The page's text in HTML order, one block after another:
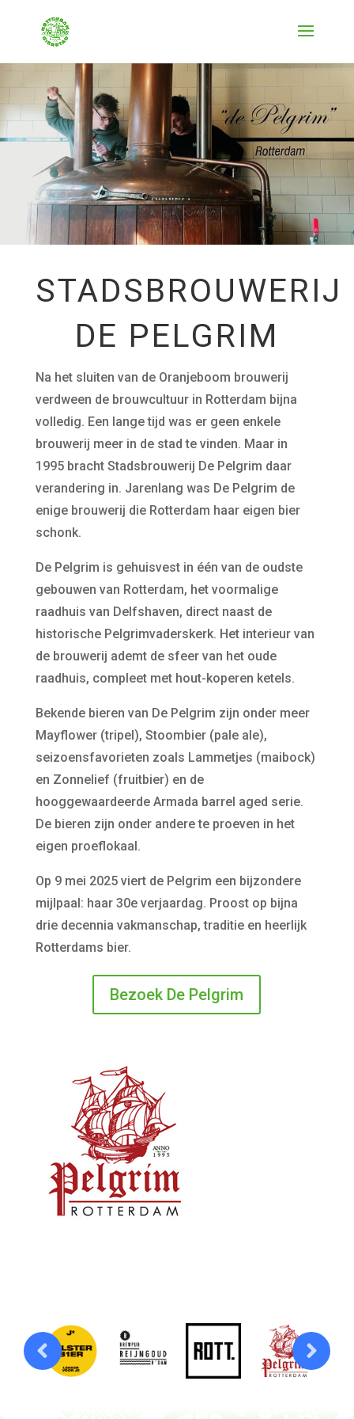
STADSBROUWERIJ
DE PELGRIM
Na het sluiten van de Oranjeboom brouwerij
verdween de brouwcultuur in Rotterdam bijna
volledig. Een lange tijd was er geen enkele
brouwerij meer in de stad te vinden. Maar in
1995 bracht Stadsbrouwerij De Pelgrim daar
verandering in. Jarenlang was De Pelgrim de
enige brouwerij die Rotterdam haar eigen bier
schonk.
De Pelgrim is gehuisvest in één van de oudste
gebouwen van Rotterdam, het voormalige
raadhuis van Delfshaven, direct naast de
historische Pelgrimvaderskerk. Het interieur van
de brouwerij ademt de sfeer van het oude
raadhuis, compleet met hout-koperen ketels.
Bekende bieren van De Pelgrim zijn onder meer
Mayflower (tripel), Stoombier (pale ale),
seizoensfavorieten zoals Lammetjes (maibock)
en Zonnelief (fruitbier) en de
hooggewaardeerde Armada barrel aged serie.
De bieren zijn onder andere te proeven in het
eigen proeflokaal.
Op 9 mei 2025 viert de Pelgrim een bijzondere
mijlpaal: haar 30e verjaardag. Proost op bijna
drie decennia vakmanschap, traditie en heerlijk
Rotterdams bier.
Bezoek De Pelgrim